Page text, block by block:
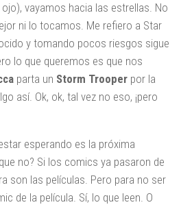
vayamos hacia las estrellas. No
ni lo tocamos. Me refiero a Star
y tomando pocos riesgos sigue
lo que queremos es que nos
parta un Storm Trooper por la
así. Ok, ok, tal vez no eso, ¡pero
esperando es la próxima
no? Si los comics ya pasaron de
son las películas. Pero para no ser
de la película. Sí, lo que leen. O